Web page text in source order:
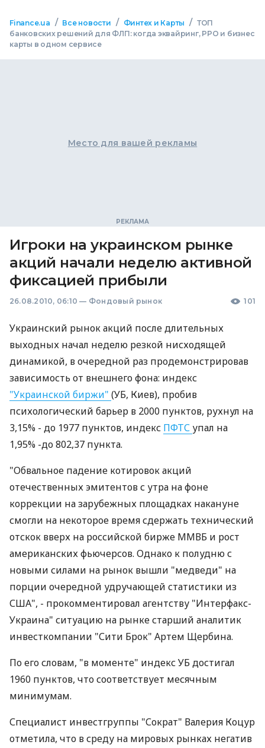
Finance.ua / Все новости / Финтех и Карты / ТОП
банковских решений для ФЛП: когда эквайринг, РРО и бизнес
карты в одном сервисе
Место для вашей рекламы
Игроки на украинском рынке
акций начали неделю активной
фиксацией прибыли
26.08.2010, 06:10 — Фондовый рынок 101
Украинский рынок акций после длительных
выходных начал неделю резкой нисходящей
динамикой, в очередной раз продемонстрировав
зависимость от внешнего фона: индекс
"Украинской биржи" (УБ, Киев), пробив
психологический барьер в 2000 пунктов, рухнул на
3,15% - до 1977 пунктов, индекс ПФТС упал на
1,95% -до 802,37 пункта.
"Обвальное падение котировок акций
отечественных эмитентов с утра на фоне
коррекции на зарубежных площадках накануне
смогли на некоторое время сдержать технический
отскок вверх на российской бирже ММВБ и рост
американских фьючерсов. Однако к полудню с
новыми силами на рынок вышли "медведи" на
порции очередной удручающей статистики из
США", - прокомментировал агентству "Интерфакс-
Украина" ситуацию на рынке старший аналитик
инвесткомпании "Сити Брок" Артем Щербина.
По его словам, "в моменте" индекс УБ достигал
1960 пунктов, что соответствует месячным
минимумам.
Специалист инвестгруппы "Сократ" Валерия Коцур
отметила, что в среду на мировых рынках негатив